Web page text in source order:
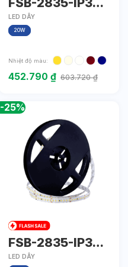
L280(20)
LED DÂY
20W
Nhiệt độ màu:
452.790 ₫ 603.720₫
-25%
FSB-2835-IP33-
L420
LED DÂY